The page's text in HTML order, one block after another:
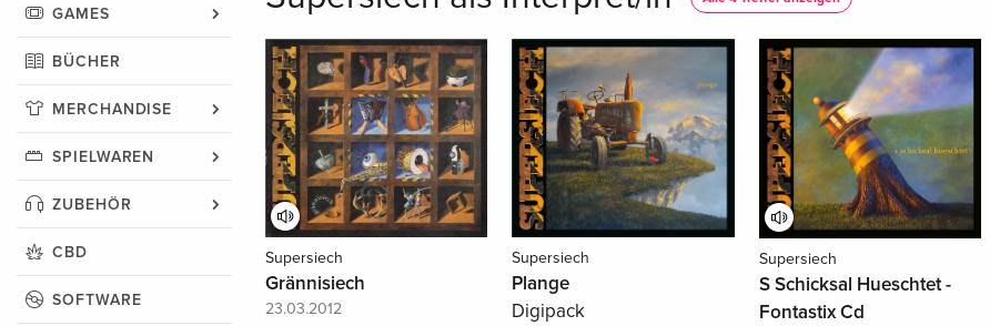
GAMES
BÜCHER
MERCHANDISE
SPIELWAREN
ZUBEHÖR
CBD
SOFTWARE
Supersiech
Grännisiech
23.03.2012
Supersiech
Plange
Digipack
Supersiech
S Schicksal Hueschtet -
Fontastix Cd